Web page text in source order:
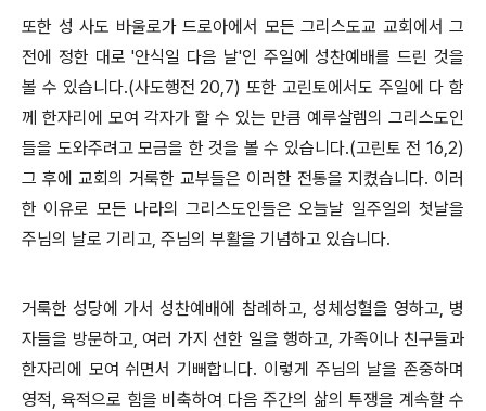
또한 성 사도 바울로가 드로아에서 모든 그리스도교 교회에서 그
전에 정한 대로 '안식일 다음 날'인 주일에 성찬예배를 드린 것을
볼 수 있습니다.(사도행전 20,7) 또한 고린토에서도 주일에 다 함
께 한자리에 모여 각자가 할 수 있는 만큼 예루살렘의 그리스도인
들을 도와주려고 모금을 한 것을 볼 수 있습니다.(고린토 전 16,2)
그 후에 교회의 거룩한 교부들은 이러한 전통을 지켰습니다. 이러
한 이유로 모든 나라의 그리스도인들은 오늘날 일주일의 첫날을
주님의 날로 기리고, 주님의 부활을 기념하고 있습니다.
거룩한 성당에 가서 성찬예배에 참례하고, 성체성혈을 영하고, 병
자들을 방문하고, 여러 가지 선한 일을 행하고, 가족이나 친구들과
한자리에 모여 쉬면서 기뻐합니다. 이렇게 주님의 날을 존중하며
영적, 육적으로 힘을 비축하여 다음 주간의 삶의 투쟁을 계속할 수